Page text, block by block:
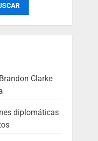
Clarke
diplomáticas